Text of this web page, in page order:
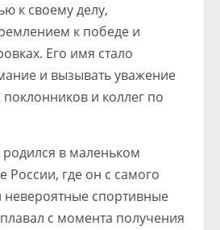
к своему делу,
к победе и
Его имя стало
и вызывать уважение
и коллег по
родился в маленьком
России, где он с самого
невероятные спортивные
с момента получения